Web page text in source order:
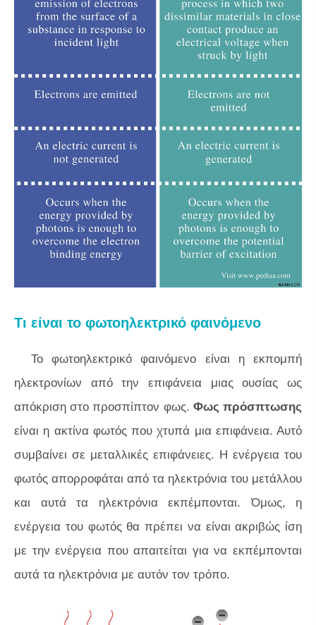
Τι είναι το φωτοηλεκτρικό φαινόμενο
Το φωτοηλεκτρικό φαινόμενο είναι η εκπομπή
ηλεκτρονίων από την επιφάνεια μιας ουσίας ως
απόκριση στο προσπίπτον φως. Φως πρόσπτωσης
είναι η ακτίνα φωτός που χτυπά μια επιφάνεια. Αυτό
συμβαίνει σε μεταλλικές επιφάνειες. Η ενέργεια του
φωτός απορροφάται από τα ηλεκτρόνια του μετάλλου
και αυτά τα ηλεκτρόνια εκπέμπονται. Όμως, η
ενέργεια του φωτός θα πρέπει να είναι ακριβώς ίση
με την ενέργεια που απαιτείται για να εκπέμπονται
αυτά τα ηλεκτρόνια με αυτόν τον τρόπο.